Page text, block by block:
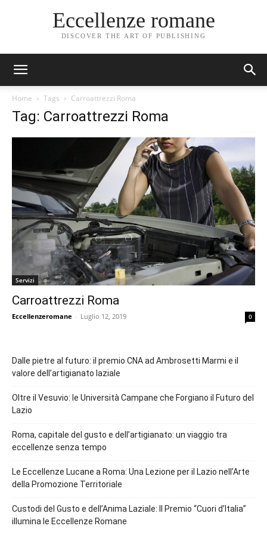
Eccellenze romane
DISCOVER THE ART OF PUBLISHING
Home Tags Carroattrezzi Roma
Tag: Carroattrezzi Roma
Servizi
Carroattrezzi Roma
Eccellenzeromane - Luglio 12, 2019 0
Dalle pietre al futuro: il premio CNA ad Ambrosetti Marmi e il
valore dell’artigianato laziale
Oltre il Vesuvio: le Università Campane che Forgiano il Futuro del
Lazio
Roma, capitale del gusto e dell’artigianato: un viaggio tra
eccellenze senza tempo
Le Eccellenze Lucane a Roma: Una Lezione per il Lazio nell’Arte
della Promozione Territoriale
Custodi del Gusto e dell’Anima Laziale: Il Premio “Cuori d’Italia”
illumina le Eccellenze Romane